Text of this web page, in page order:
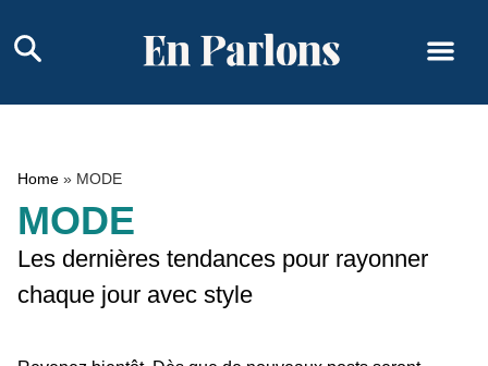
Home » MODE
MODE
Les dernières tendances pour rayonner
chaque jour avec style